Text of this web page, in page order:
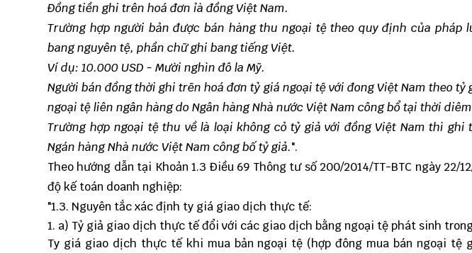
Đồng tiền ghi trên hoá đơn ỉà đồng Việt Nam.
Trường hợp người bản được bán hàng thu ngoại tệ theo quy định của pháp
bang nguyên tệ, phần chữ ghi bang tiếng Việt.
Ví dụ: 10.000 USD - Mười nghìn đô la Mỹ.
Người bán đồng thời ghi trẽn hoá đơn tỷ giá ngoại tệ với đong Việt Nam theo
ngoại tệ liên ngân hàng do Ngân hàng Nhà nước Việt Nam công bổ tại thời
Trường hợp ngoại tệ thu về là loại không cỏ tỷ giả với đồng Việt Nam thì
Ngán hàng Nhà nước Việt Nam công bố tỷ giả.".
Theo hướng dẫn tại Khoản 1.3 Điều 69 Thông tư số 200/2014/TT-BTC ngày 22/
độ kế toán doanh nghiệp:
"1.3. Nguyên tắc xác định ty giá giao dịch thực tế:
a) Tỷ giả giao dịch thực tế đổi với các giao dịch bằng ngoại tệ phát sinh
Ty giá giao dịch thực tế khi mua bản ngoại tệ (hợp đông mua bán ngoại tệ